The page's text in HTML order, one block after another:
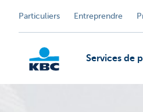
Particuliers Entreprendre
Services de